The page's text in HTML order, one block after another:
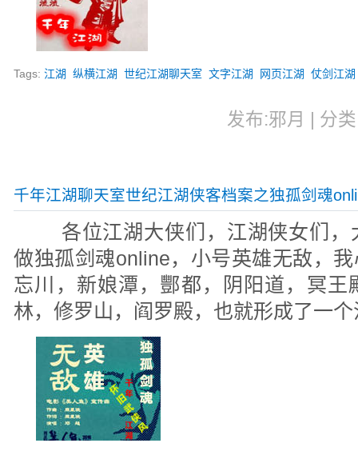
Tags:江湖 纵横江湖 世纪江湖聊天室 文字江湖 网页江湖 仗剑江湖
发布:邪月 | 分
千年江湖聊天室世纪江湖侠客档案之独孤剑魂
各位江湖大侠们，江湖侠女们，
做独孤剑魂online，小号英雄无敌，
忘川，新娘潭，酆都，阴阳道，冥王
林，修罗山，阎罗殿，也就形成了一